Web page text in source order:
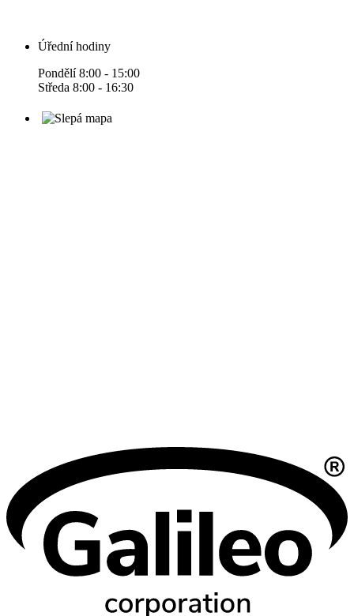
Úřední hodiny
Pondělí 8:00 - 15:00
Středa 8:00 - 16:30